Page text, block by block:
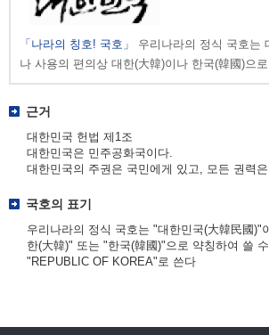
「나라의 칭호! 국호」
우리나라의 정식 국호는
나 사용의 편의상 대한(大韓)이나 한국(韓國)으
근거
대한민국 헌법 제1조
대한민국은 민주공화국이다.
대한민국의 주권은 국민에게 있고, 모든 권력
국호의 표기
우리나라의 정식 국호는 "대한민국(大韓民國)"
한(大韓)" 또는 "한국(韓國)"으로 약칭하여 쓸
"REPUBLIC OF KOREA"로 쓴다